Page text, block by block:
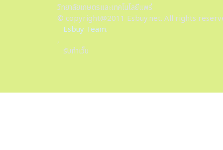
วิทยาลัยเกษตรและเทคโนโลยีแพร่
© copyright@2011 Esbuy.net. All rights
Esbuy Team.
,
รับทำเว็บ